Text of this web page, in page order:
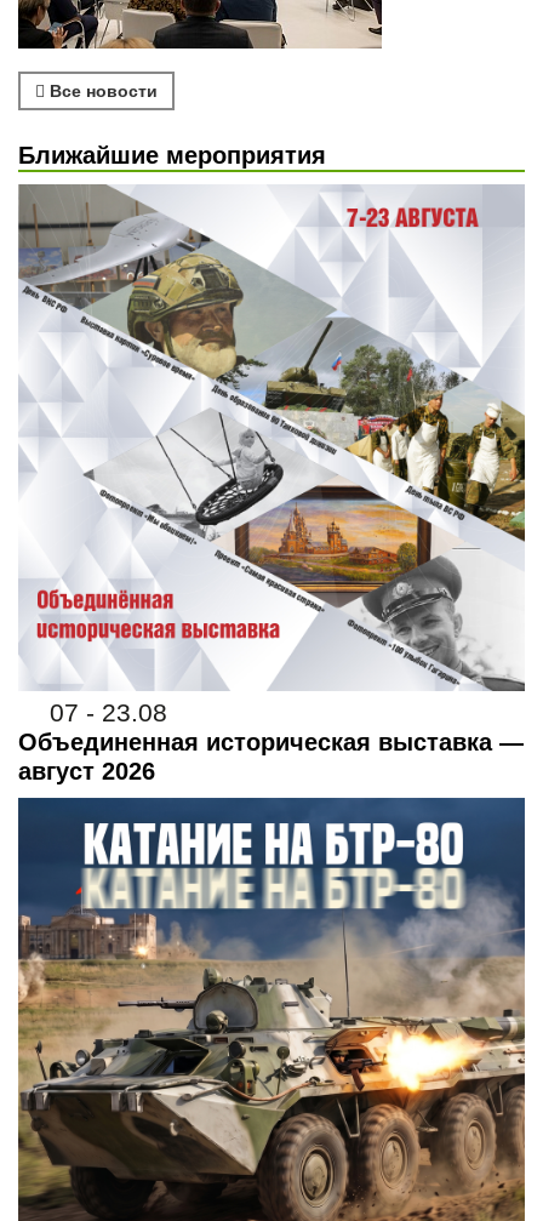
Все новости
Ближайшие мероприятия
07 - 23.08
Объединенная историческая выставка —
август 2026